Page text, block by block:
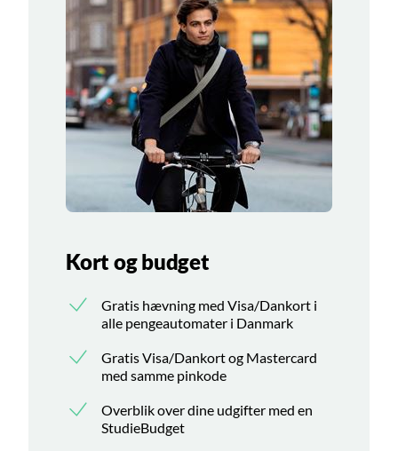
Kort og budget
Gratis hævning med Visa/Dankort i
alle pengeautomater i Danmark
Gratis Visa/Dankort og Mastercard
med samme pinkode
Overblik over dine udgifter med en
StudieBudget